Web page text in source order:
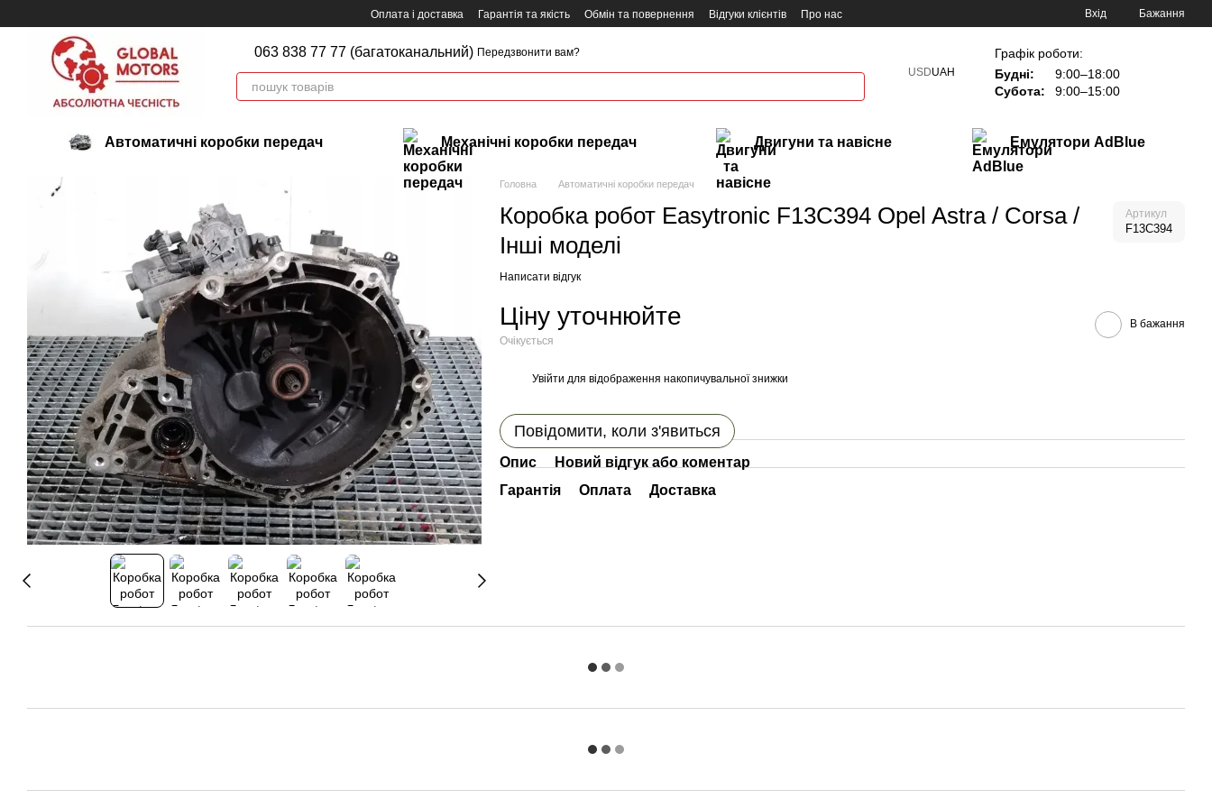
Оплата і доставка Гарантія та якість Обмін та повернення Відгуки клієнтів Про нас Вхід Бажання
063 838 77 77 (багатоканальний) Передзвонити вам?
USDUAH
Графік роботи:
Будні:
9:00–18:00
Субота:
9:00–15:00
Автоматичні коробки передач Механічні коробки передач Двигуни та навісне Емулятори AdBlue
Головна Автоматичні коробки передач
Коробка робот Easytronic F13C394 Opel Astra / Corsa /
Інші моделі
Артикул
F13C394
Написати відгук
Ціну уточнюйте
Очікується
В бажання
Увійти для відображення накопичувальної знижки
Повідомити, коли з'явиться
Опис
Новий відгук або коментар
Гарантія
Оплата Доставка